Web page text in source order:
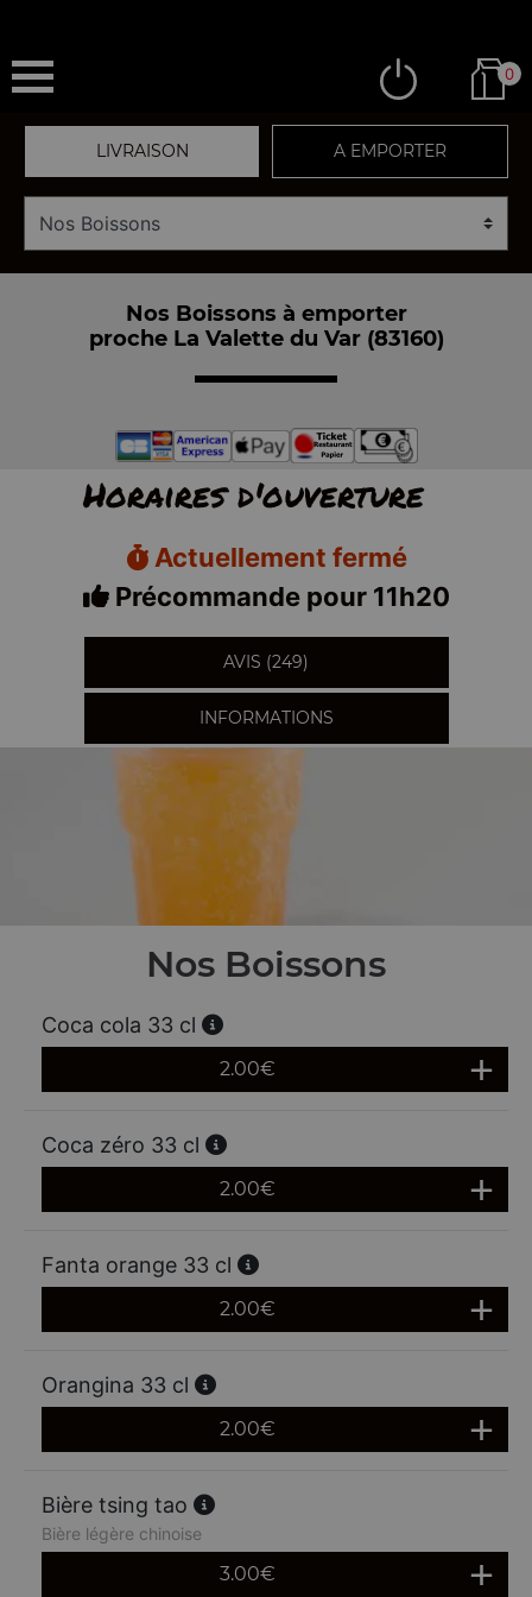
0
LIVRAISON A EMPORTER
Nos Boissons à emporter
proche La Valette du Var (83160)
Horaires d'ouverture
Actuellement fermé
Précommande pour 11h20
AVIS (249)
INFORMATIONS
Nos Boissons
Coca cola 33 cl
2.00€
Coca zéro 33 cl
2.00€
Fanta orange 33 cl
2.00€
Orangina 33 cl
2.00€
Bière tsing tao
Bière légère chinoise
3.00€